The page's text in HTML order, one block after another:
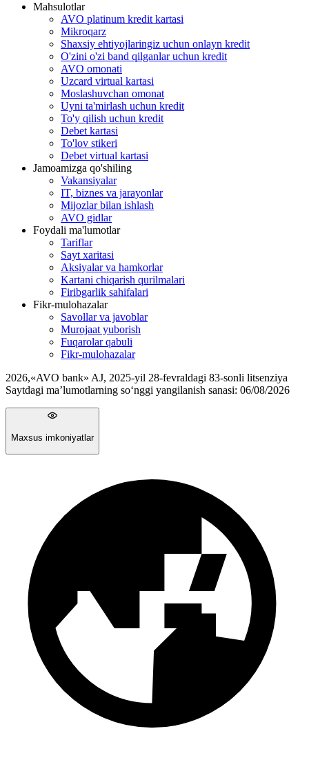
Mahsulotlar
AVO platinum kredit kartasi
Mikroqarz
Shaxsiy ehtiyojlaringiz uchun onlayn kredit
O'zini o'zi band qilganlar uchun kredit
AVO omonati
Uzcard virtual kartasi
Moslashuvchan omonat
Uyni ta'mirlash uchun kredit
To'y qilish uchun kredit
Debet kartasi
To'lov stikeri
Debet virtual kartasi
Jamoamizga qo'shiling
Vakansiyalar
IT, biznes va jarayonlar
Mijozlar bilan ishlash
AVO gidlar
Foydali ma'lumotlar
Tariflar
Sayt xaritasi
Aksiyalar va hamkorlar
Kartani chiqarish qurilmalari
Firibgarlik sahifalari
Fikr-mulohazalar
Savollar va javoblar
Murojaat yuborish
Fuqarolar qabuli
Fikr-mulohazalar
2026,«AVO bank» AJ, 2025-yil 28-fevraldagi 83-sonli litsenziya
Saytdagi ma’lumotlarning so‘nggi yangilanish sanasi: 06/08/2026
Maxsus imkoniyatlar